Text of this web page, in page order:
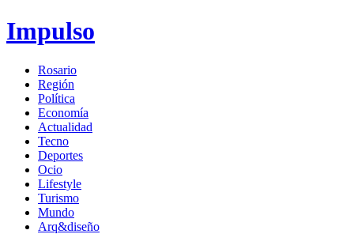
Impulso
Rosario
Región
Política
Economía
Actualidad
Tecno
Deportes
Ocio
Lifestyle
Turismo
Mundo
Arq&diseño